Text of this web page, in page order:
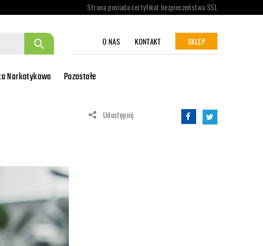
Strona posiada certyfikat bezpieczeństwa SSL
O NAS KONTAKT SKLEP
Narkotykowa Pozostałe
Udostępnij